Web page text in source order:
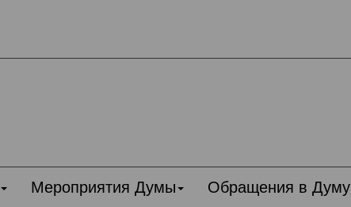
Мероприятия Думы Обращения в Думу